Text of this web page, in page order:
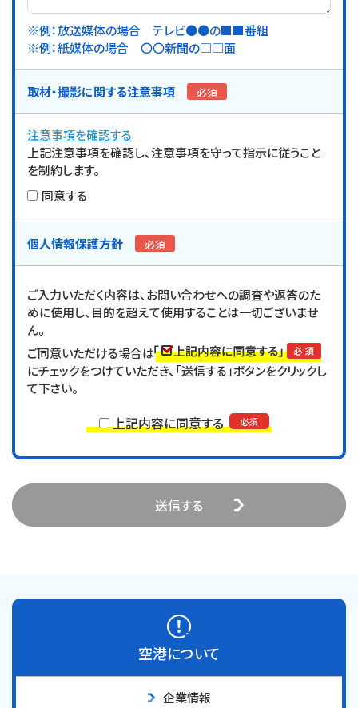
※例：放送媒体の場合 テレビ●●の■■番組
※例：紙媒体の場合 〇〇新聞の□□面
取材・撮影に関する注意事項 必須
注意事項を確認する
上記注意事項を確認し、注意事項を守って指示に従うこと
を制約します。
同意する
個人情報保護方針 必須
ご入力いただく内容は、お問い合わせへの調査や返答のた
めに使用し、目的を超えて使用することは一切ございませ
ん。
ご同意いただける場合は
にチェックをつけていただき、「送信する」ボタンをクリックし
て下さい。
上記内容に同意する
空港について
企業情報